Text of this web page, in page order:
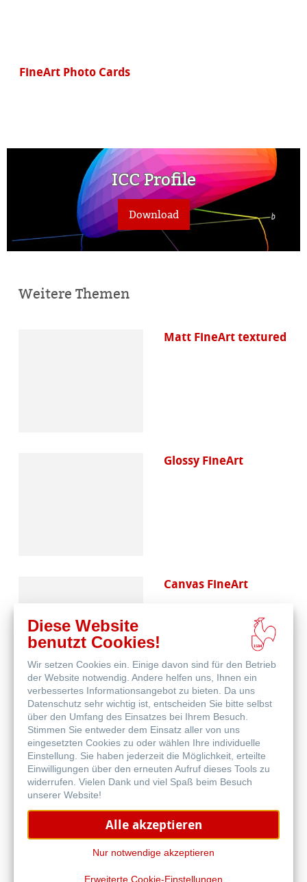
FineArt Photo Cards
ICC Profile
Download
Weitere Themen
Matt FineArt textured
Glossy FineArt
Canvas FineArt
Schutz & Archivierung
Natural Line
Diese Website
benutzt Cookies!
Wir setzen Cookies ein. Einige davon sind für den Betrieb
der Website notwendig. Andere helfen uns, Ihnen ein
verbessertes Informationsangebot zu bieten. Da uns
Datenschutz sehr wichtig ist, entscheiden Sie bitte selbst
über den Umfang des Einsatzes bei Ihrem Besuch.
Stimmen Sie entweder dem Einsatz aller von uns
eingesetzten Cookies zu oder wählen Ihre individuelle
Einstellung. Sie haben jederzeit die Möglichkeit, erteilte
Einwilligungen über den erneuten Aufruf dieses Tools zu
widerrufen. Vielen Dank und viel Spaß beim Besuch
unserer Website!
Alle akzeptieren
Nur notwendige akzeptieren
Erweiterte Cookie-Einstellungen